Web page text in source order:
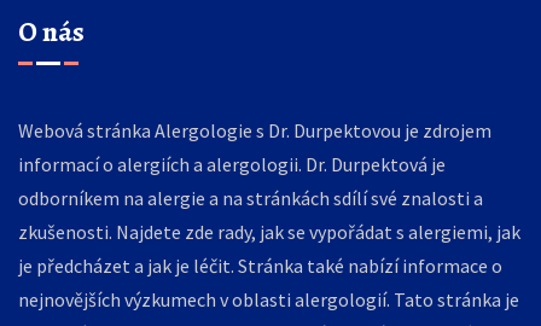
O nás
Webová stránka Alergologie s Dr. Durpektovou je zdrojem
informací o alergiích a alergologii. Dr. Durpektová je
odborníkem na alergie a na stránkách sdílí své znalosti a
zkušenosti. Najdete zde rady, jak se vypořádat s alergiemi, jak
je předcházet a jak je léčit. Stránka také nabízí informace o
nejnovějších výzkumech v oblasti alergologií. Tato stránka je